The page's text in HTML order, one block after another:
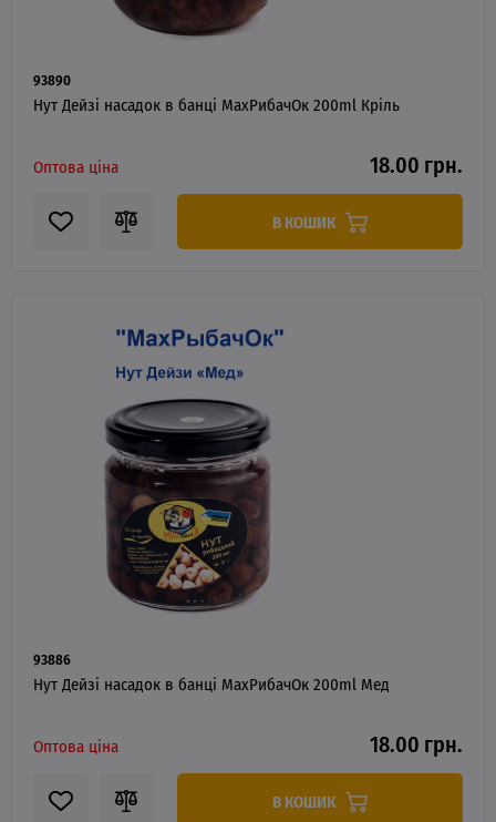
93890
Нут Дейзі насадок в банці MaxРибачОк 200ml Кріль
Оптова ціна 18.00 грн.
В КОШИК
93886
Нут Дейзі насадок в банці MaxРибачОк 200ml Мед
Оптова ціна 18.00 грн.
В КОШИК